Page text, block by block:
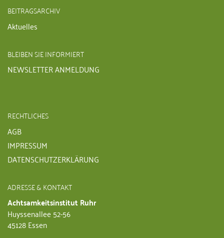
BEITRAGSARCHIV
Aktuelles
BLEIBEN SIE INFORMIERT
NEWSLETTER ANMELDUNG
RECHTLICHES
AGB
IMPRESSUM
DATENSCHUTZERKLÄRUNG
ADRESSE & KONTAKT
Achtsamkeitsinstitut Ruhr
Huyssenallee 52-56
45128 Essen